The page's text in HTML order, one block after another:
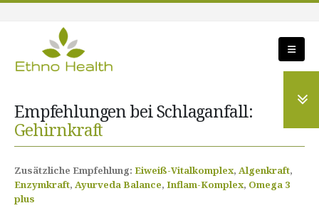
Empfehlungen bei Schlaganfall:
Gehirnkraft
Zusätzliche Empfehlung: Eiweiß-Vitalkomplex, Algenkraft,
Enzymkraft, Ayurveda Balance, Inflam-Komplex, Omega 3
plus